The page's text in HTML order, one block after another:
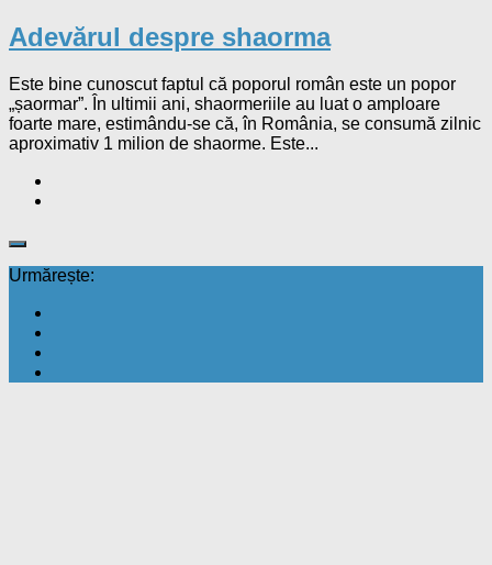
Adevărul despre shaorma
Este bine cunoscut faptul că poporul român este un popor
„șaormar”. În ultimii ani, shaormeriile au luat o amploare
foarte mare, estimându-se că, în România, se consumă zilnic
aproximativ 1 milion de shaorme. Este...
Urmărește: